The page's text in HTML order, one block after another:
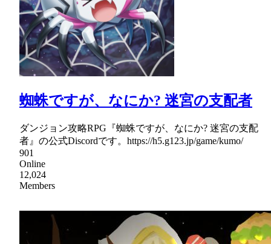
蜘蛛ですが、なにか? 迷宮の支配者
ダンジョン攻略RPG『蜘蛛ですが、なにか? 迷宮の支配
者』の公式Discordです。https://h5.g123.jp/game/kumo/
901
Online
12,024
Members